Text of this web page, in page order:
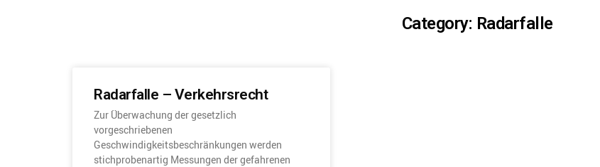
Category: Radarfalle
Radarfalle – Verkehrsrecht
Zur Überwachung der gesetzlich
vorgeschriebenen
Geschwindigkeitsbeschränkungen werden
stichprobenartig Messungen der gefahrenen